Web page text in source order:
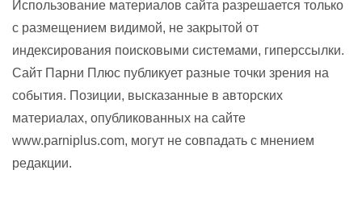
Использование материалов сайта разрешается только
с размещением видимой, не закрытой от
индексирования поисковыми системами, гиперссылки.
Сайт Парни Плюс публикует разные точки зрения на
события. Позиции, высказанные в авторских
материалах, опубликованных на сайте
www.parniplus.com, могут не совпадать с мнением
редакции.